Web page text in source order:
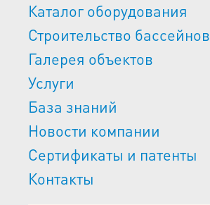
Каталог оборудования
Строительство бассейнов
Галерея объектов
Услуги
База знаний
Новости компании
Сертификаты и патенты
Контакты